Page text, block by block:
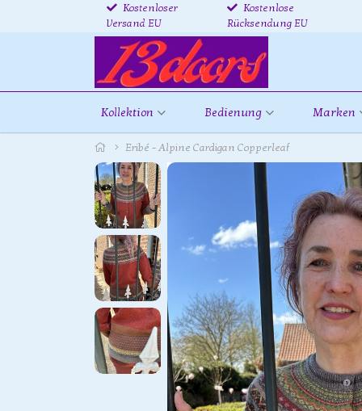
Kostenloser
Versand EU
Kostenlose
Rücksendung EU
Kollektion Bedienung Marken
Eribé - Alpine Cardigan Copperleaf